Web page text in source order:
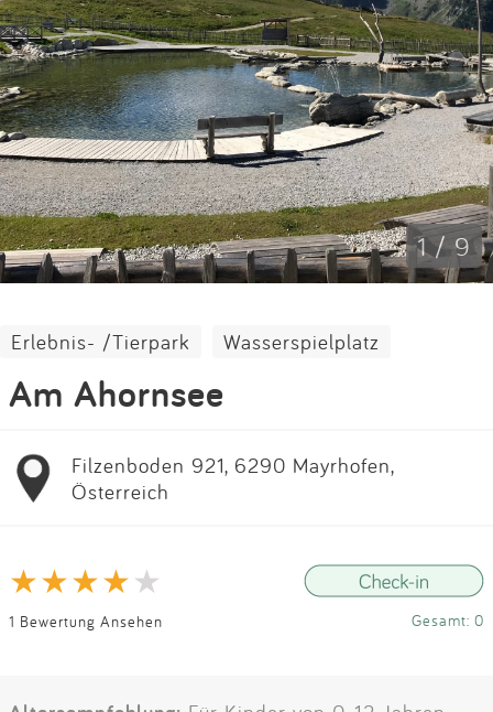
Partner
Kontakt
Impressum
Anmelden 1 / 9
Erlebnis- /Tierpark Wasserspielplatz
Am Ahornsee
Filzenboden 921, 6290 Mayrhofen,
Österreich
1 Bewertung Ansehen Gesamt: 0